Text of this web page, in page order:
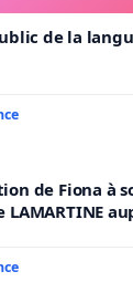
de la
de Fiona à